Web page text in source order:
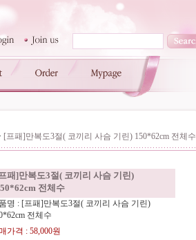
[프패]만복도3절( 코끼리 사슴 기린) 150*62cm 전체수
패]만복도3절( 코끼리 사슴 기린)
전체수
명 : [프패]만복도3절( 코끼리 사슴 기린)
전체수
가격 : 58,000원